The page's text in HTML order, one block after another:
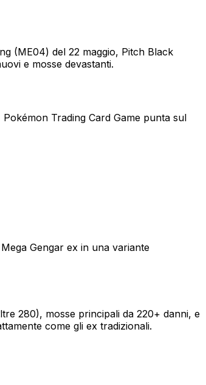
(ME04) del 22 maggio, Pitch Black
e mosse devastanti.
Trading Card Game punta sul
Gengar ex in una variante
280), mosse principali da 220+ danni, e
come gli ex tradizionali.